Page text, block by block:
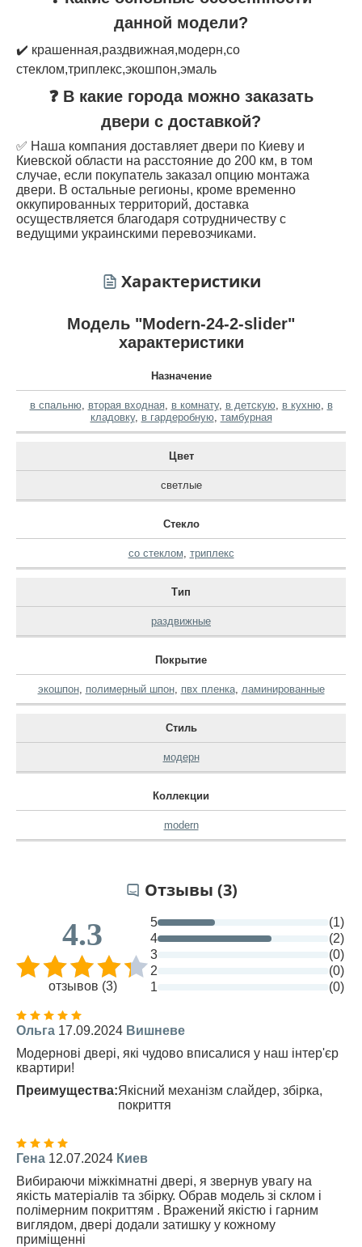
данной модели?
✔️ крашенная,раздвижная,модерн,со
стеклом,триплекс,экошпон,эмаль
❓ В какие города можно заказать
двери с доставкой?
✅ Наша компания доставляет двери по Киеву и
Киевской области на расстояние до 200 км, в том
случае, если покупатель заказал опцию монтажа
двери. В остальные регионы, кроме временно
оккупированных территорий, доставка
осуществляется благодаря сотрудничеству с
ведущими украинскими перевозчиками.
Характеристики
Модель "Modern-24-2-slider"
характеристики
Назначение
в спальню, вторая входная, в комнату, в детскую, в кухню, в
кладовку, в гардеробную, тамбурная
Цвет
светлые
Стекло
со стеклом триплекс
Тип
раздвижные
Покрытие
экошпон, полимерный шпон, пвх пленка, ламинированные
Стиль
модерн
Коллекции
modern
Отзывы (3)
4.3
отзывов (3)
5
(1)
4
(2)
3
(0)
2
(0)
1
(0)
Ольга 17.09.2024 Вишневе
Модернові двері, які чудово вписалися у наш інтер'єр
квартири!
Преимущества:Якісний механізм слайдер, збірка,
покриття
Гена 12.07.2024 Киев
Вибираючи міжкімнатні двері, я звернув увагу на
якість матеріалів та збірку. Обрав модель зі склом і
полімерним покриттям . Вражений якістю і гарним
виглядом, двері додали затишку у кожному
приміщенні